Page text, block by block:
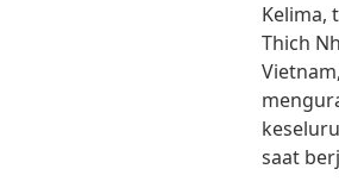
Kelima,
Thich
saat